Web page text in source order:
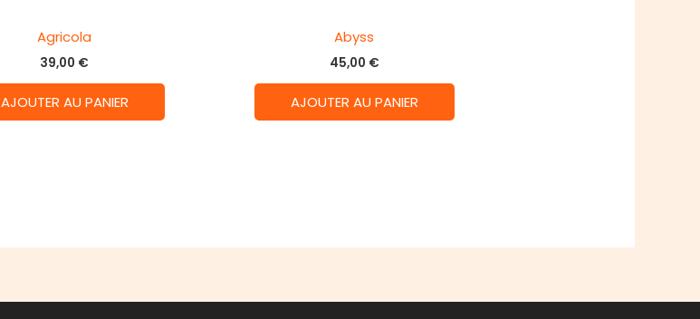
Agricola
39,00 €
AJOUTER AU PANIER
Abyss
45,00 €
AJOUTER AU PANIER